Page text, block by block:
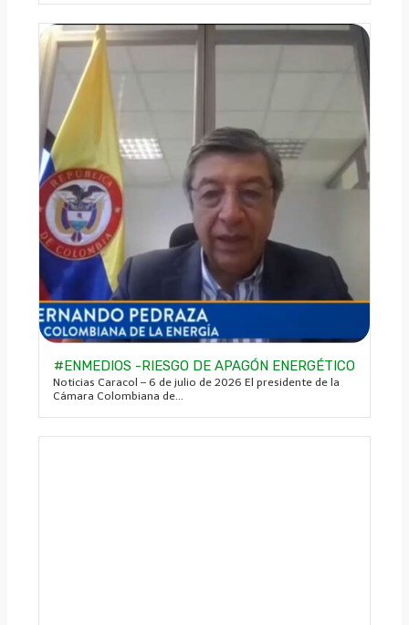
#ENMEDIOS -RIESGO DE APAGÓN ENERGÉTICO
Noticias Caracol – 6 de julio de 2026 El presidente de la
Cámara Colombiana de...